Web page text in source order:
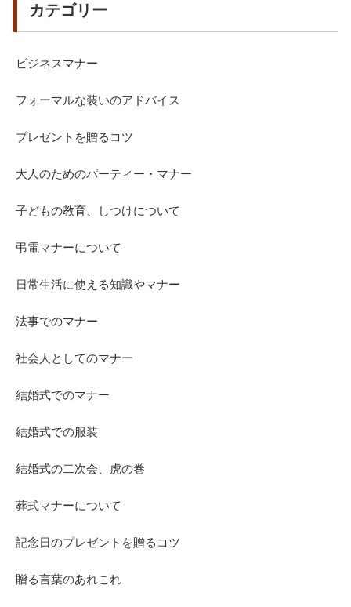
カテゴリー
ビジネスマナー
フォーマルな装いのアドバイス
プレゼントを贈るコツ
大人のためのパーティー・マナー
子どもの教育、しつけについて
弔電マナーについて
日常生活に使える知識やマナー
法事でのマナー
社会人としてのマナー
結婚式でのマナー
結婚式での服装
結婚式の二次会、虎の巻
葬式マナーについて
記念日のプレゼントを贈るコツ
贈る言葉のあれこれ